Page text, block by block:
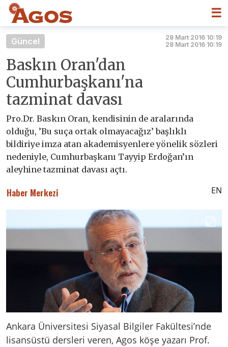
☰
Güncel
28 Mart 2016 10:19
28 Mart 2016 10:19
Baskın Oran'dan
Cumhurbaşkanı'na
tazminat davası
Pro.Dr. Baskın Oran, kendisinin de aralarında
olduğu, ’Bu suça ortak olmayacağız’ başlıklı
bildiriye imza atan akademisyenlere yönelik sözleri
nedeniyle, Cumhurbaşkanı Tayyip Erdoğan’ın
aleyhine tazminat davası açtı.
Haber Merkezi EN
Ankara Üniversitesi Siyasal Bilgiler Fakültesi’nde
lisansüstü dersleri veren, Agos köşe yazarı Prof.